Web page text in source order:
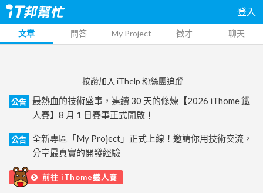
登入
文章 問答 My Project 徵才 聊天
按讚加入 iThelp 粉絲團追蹤
公告
最熱血的技術盛事，連續 30 天的修煉【2026 iThome 鐵
人賽】8 月 1 日賽事正式開啟！
公告
全新專區「My Project」正式上線！邀請你用技術交流，
分享最真實的開發經驗
前往 iThome鐵人賽